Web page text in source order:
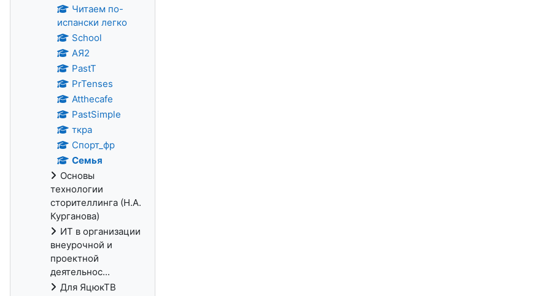
Читаем по-
испански легко
School
АЯ2
PastT
PrTenses
Atthecafe
PastSimple
ткра
Спорт_фр
Семья
Основы
технологии
сторителлинга (Н.А.
Курганова)
ИТ в организации
внеурочной и
проектной
деятельнос...
Для ЯцюкТВ